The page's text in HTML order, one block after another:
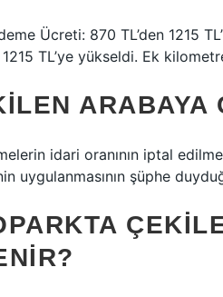
Ücreti: 870 TL’den 1215
TL’ye yükseldi. Ek
ARABAYA
idari oranının iptal
uygulanmasının şüphe